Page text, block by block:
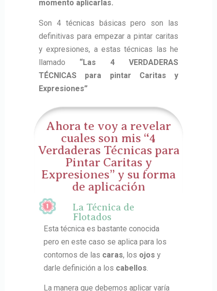
momento aplicarlas.
Son 4 técnicas básicas pero son las
definitivas para empezar a pintar caritas
y expresiones, a estas técnicas las he
llamado “Las 4 VERDADERAS
TÉCNICAS para pintar Caritas y
Expresiones”
Ahora te voy a revelar
cuales son mis “4
Verdaderas Técnicas para
Pintar Caritas y
Expresiones” y su forma
de aplicación
La Técnica de
Flotados
Esta técnica es bastante conocida
pero en este caso se aplica para los
contornos de las caras, los ojos y
darle definición a los cabellos.
La manera que debemos aplicar varía